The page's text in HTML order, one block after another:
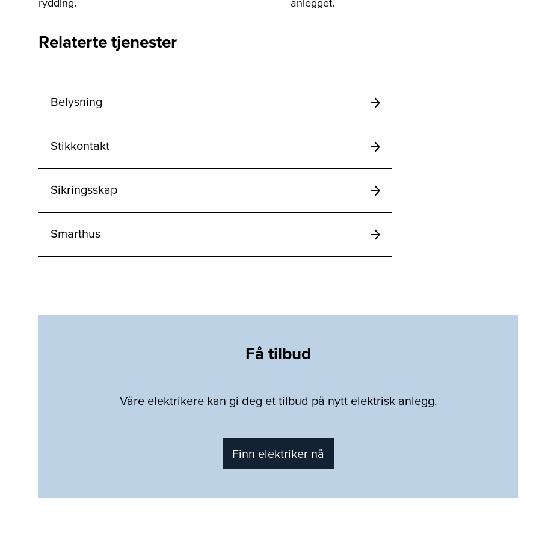
rydding. anlegget.
Relaterte tjenester
Belysning
Stikkontakt
Sikringsskap
Smarthus
Få tilbud
Våre elektrikere kan gi deg et tilbud på nytt elektrisk anlegg.
Finn elektriker nå